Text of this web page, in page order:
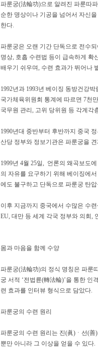
파룬궁(法輪功)으로 알려진 파룬따
순한 명상이나 기공을 넘어서 자신
한다.
파룬궁은 오랜 기간 단독으로 전수
명상, 호흡 수련법 등이 급속하게 확
배우기 쉬우며, 수련 효과가 뛰어나
1992년과 1993년 베이징 동방건강
국가체육위원회 통계에 따르면 7천
국무원 관리, 고위 당위원 등 각계각
1990년대 중반부터 후반까지 중국
산당 정부와 정보기관은 파룬궁을
1999년 4월 25일, 언론의 왜곡보도
의 자유를 요구하기 위해 베이징에
에도 불구하고 단독으로 파룬궁 탄
이후 지금까지 중국에서 수많은 수
EU, 대만 등 세계 각국 정부와 의회,
몸과 마음을 함께 수양
파룬궁(法輪功)의 정식 명칭은 파룬
궁 서적 ‘전법륜(轉法輪)’을 통한
련 효과를 인터뷰 형식으로 담았다.
파룬궁의 수련 원리
파룬궁의 수련 원리는 진(眞)ㆍ선(
뿐만 아니라 그 이상을 얻을 수 있다.